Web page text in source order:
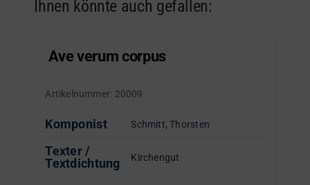
Ihnen könnte auch gefallen:
Ave verum corpus
Artikelnummer: 20009
Komponist Schmitt, Thorsten
Texter /
Textdichtung
Kirchengut